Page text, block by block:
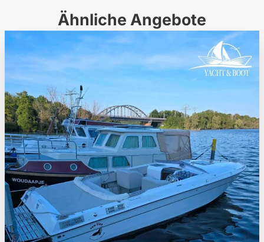
Ähnliche Angebote